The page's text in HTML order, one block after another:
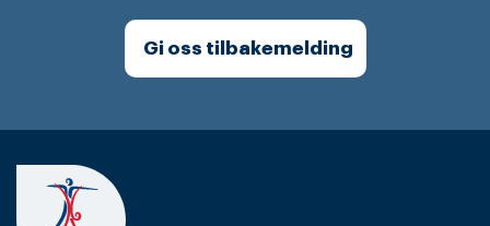
Gi oss tilbakemelding